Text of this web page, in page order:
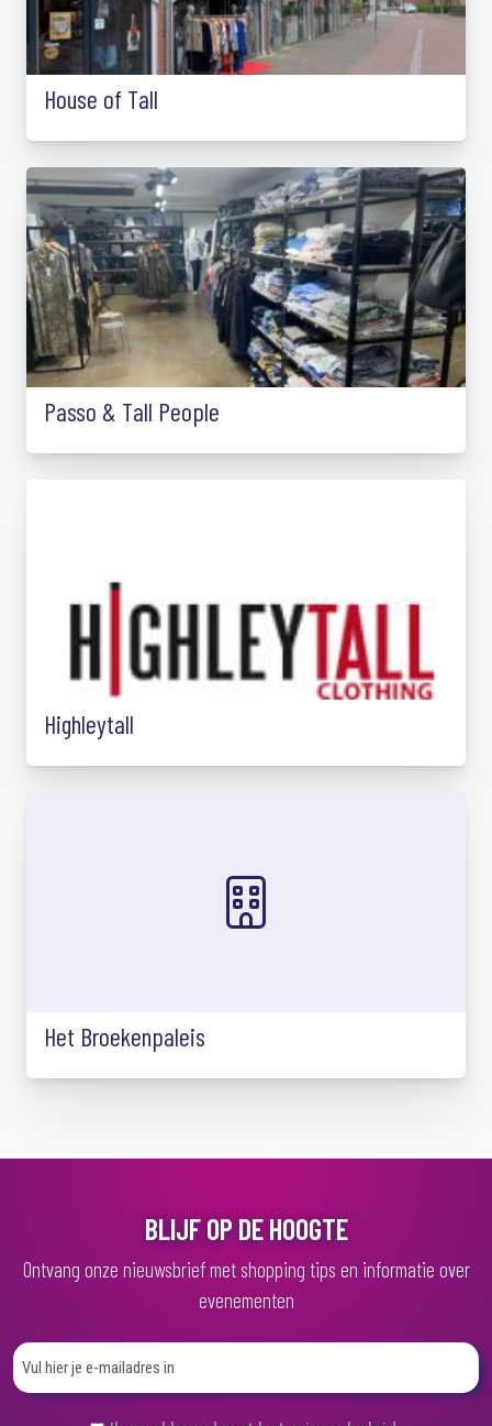
House of Tall
Passo & Tall People
Highleytall
Het Broekenpaleis
BLIJF OP DE HOOGTE
Ontvang onze nieuwsbrief met shopping tips en informatie over
evenementen